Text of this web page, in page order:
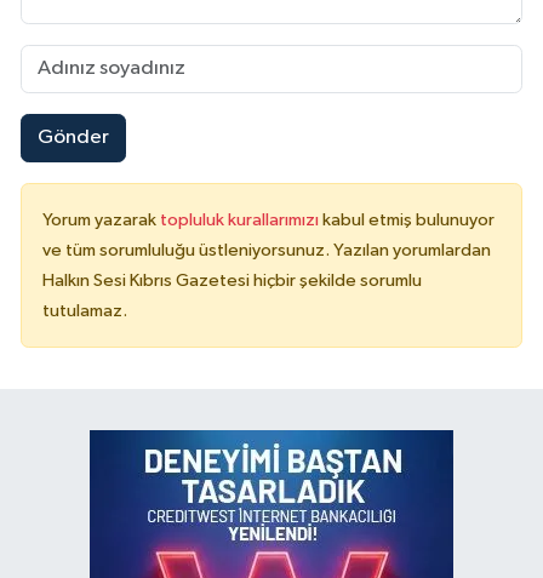
Gönder
Yorum yazarak topluluk kurallarımızı kabul etmiş bulunuyor
ve tüm sorumluluğu üstleniyorsunuz. Yazılan yorumlardan
Halkın Sesi Kıbrıs Gazetesi hiçbir şekilde sorumlu
tutulamaz.